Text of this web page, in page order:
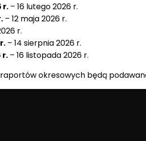
Usługi
r. – 16 lutego 2026 r.
– 12 maja 2026 r.
r.
– 14 sierpnia 2026 r.
r. – 16 listopada 2026 r.
okresowych będą